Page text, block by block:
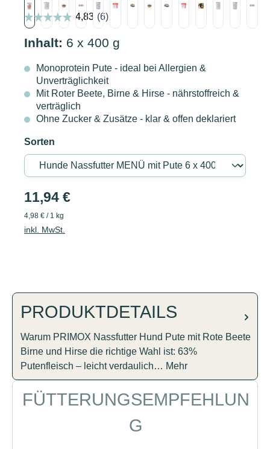
Inhalt: 6 x 400 g
Monoprotein Pute - ideal bei Allergien &
Unverträglichkeit
Mit Roter Beete, Birne & Hirse - nährstoffreich &
verträglich
Ohne Zucker & Zusätze - klar & offen deklariert
Sorten
11,94 €
4,98 € / 1 kg
inkl. MwSt.
PRODUKTDETAILS
Warum PRIMOX Nassfutter Hund Pute mit Rote Beete
Birne und Hirse die richtige Wahl ist: 63%
Putenfleisch – leicht verdaulich… Mehr
FÜTTERUNGSEMPFEHLUN
G